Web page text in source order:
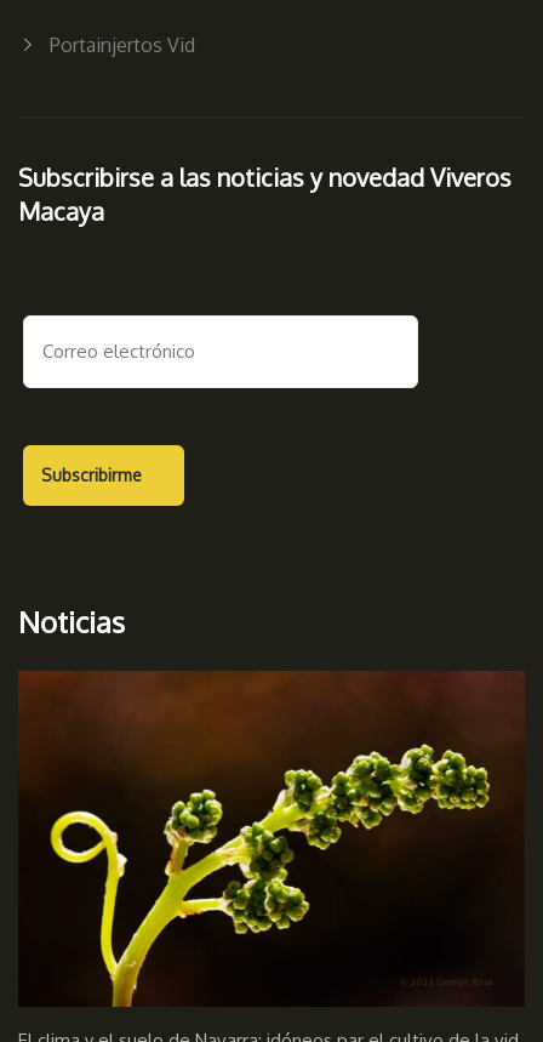
Portainjertos Vid
Subscribirse a las noticias y novedad Viveros
Macaya
Noticias